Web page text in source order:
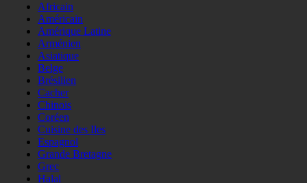
Africain
Américain
Amérique Latine
Arménien
Asiatique
Belge
Brésilien
Cacher
Chinois
Coréen
Cuisine des Iles
Espagnol
Grande Bretagne
Grec
Halal